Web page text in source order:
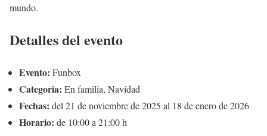
mundo.
Detalles del evento
Evento: Funbox
Categoria: En familia, Navidad
Fechas: del 21 de noviembre de 2025 al 18 de enero de 2026
Horario: de 10:00 a 21:00 h